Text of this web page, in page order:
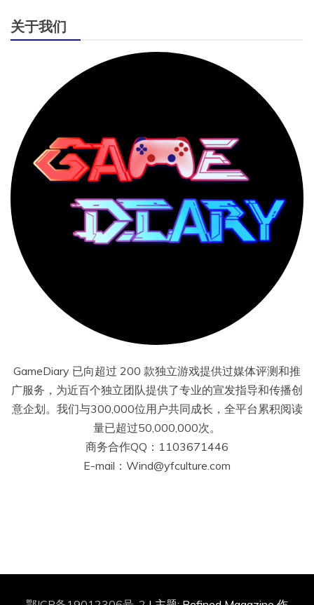
关于我们
GameDiary 已向超过 200 款独立游戏提供过媒体评测和推
广服务，为近百个独立团队提供了专业的宣发指导和传播创
意企划。我们与300,000位用户共同成长，全平台累积阅读
量已超过50,000,000次。
商务合作QQ：1103671446
E-mail：Wind@yfculture.com